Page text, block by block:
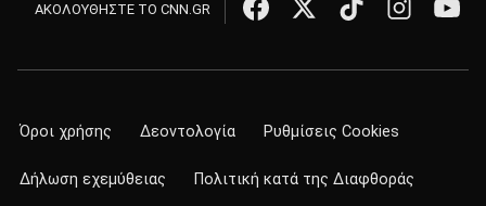
ΑΚΟΛΟΥΘΗΣΤΕ ΤΟ CNN.GR
Όροι χρήσης Δεοντολογία Ρυθμίσεις Cookies
Δήλωση εχεμύθειας Πολιτική κατά της Διαφθοράς